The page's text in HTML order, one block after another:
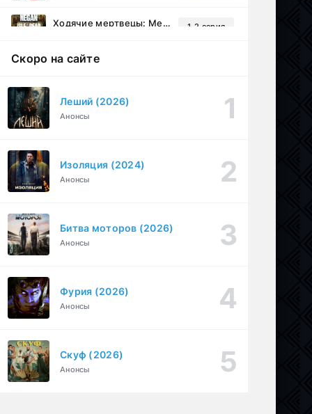
Ходячие мертвецы: Мертвый город (2023)
1-2 серия
Под землёй (2026)
1-16 серия
Скоро на сайте
Леший (2026)
Анонсы
Изоляция (2024)
Анонсы
Битва моторов (2026)
Анонсы
Фурия (2026)
Анонсы
Скуф (2026)
Анонсы